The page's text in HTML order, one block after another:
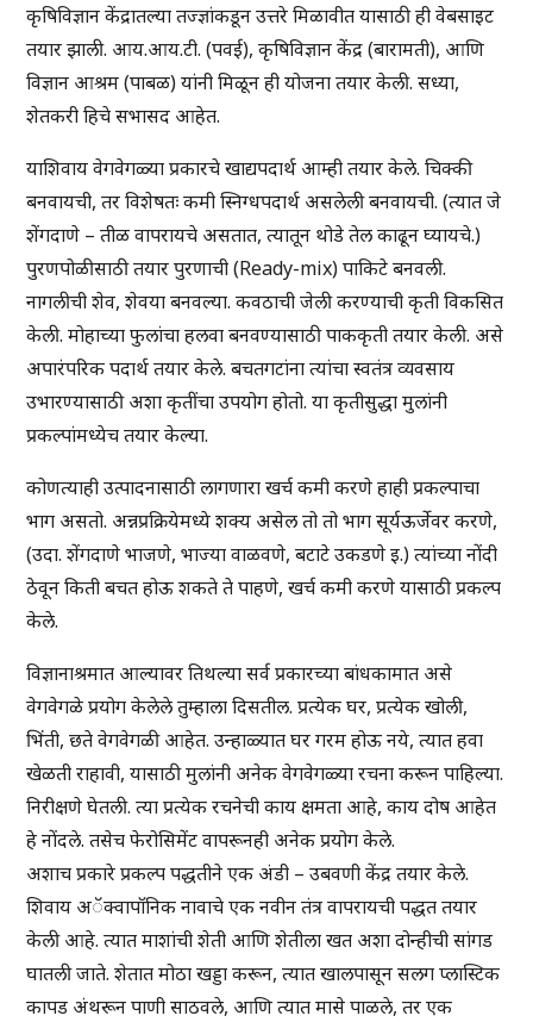
कृषिविज्ञान केंद्रातल्या तज्ज्ञांकडून उत्तरे मिळावीत यासाठी ही वेबसाइट
तयार झाली. आय.आय.टी. (पवई), कृषिविज्ञान केंद्र (बारामती), आणि
विज्ञान आश्रम (पाबळ) यांनी मिळून ही योजना तयार केली. सध्या,
शेतकरी हिचे सभासद आहेत.
याशिवाय वेगवेगळ्या प्रकारचे खाद्यपदार्थ आम्ही तयार केले. चिक्की
बनवायची, तर विशेषतः कमी स्निग्धपदार्थ असलेली बनवायची. (त्यात जे
शेंगदाणे – तीळ वापरायचे असतात, त्यातून थोडे तेल काढून घ्यायचे.)
पुरणपोळीसाठी तयार पुरणाची (Ready-mix) पाकिटे बनवली.
नागलीची शेव, शेवया बनवल्या. कवठाची जेली करण्याची कृती विकसित
केली. मोहाच्या फुलांचा हलवा बनवण्यासाठी पाककृती तयार केली. असे
अपारंपरिक पदार्थ तयार केले. बचतगटांना त्यांचा स्वतंत्र व्यवसाय
उभारण्यासाठी अशा कृतींचा उपयोग होतो. या कृतीसुद्धा मुलांनी
प्रकल्पांमध्येच तयार केल्या.
कोणत्याही उत्पादनासाठी लागणारा खर्च कमी करणे हाही प्रकल्पाचा
भाग असतो. अन्नप्रक्रियेमध्ये शक्य असेल तो तो भाग सूर्यऊर्जेवर करणे,
(उदा. शेंगदाणे भाजणे, भाज्या वाळवणे, बटाटे उकडणे इ.) त्यांच्या नोंदी
ठेवून किती बचत होऊ शकते ते पाहणे, खर्च कमी करणे यासाठी प्रकल्प
केले.
विज्ञानाश्रमात आल्यावर तिथल्या सर्व प्रकारच्या बांधकामात असे
वेगवेगळे प्रयोग केलेले तुम्हाला दिसतील. प्रत्येक घर, प्रत्येक खोली,
भिंती, छते वेगवेगळी आहेत. उन्हाळ्यात घर गरम होऊ नये, त्यात हवा
खेळती राहावी, यासाठी मुलांनी अनेक वेगवेगळ्या रचना करून पाहिल्या.
निरीक्षणे घेतली. त्या प्रत्येक रचनेची काय क्षमता आहे, काय दोष आहेत
हे नोंदले. तसेच फेरोसिमेंट वापरूनही अनेक प्रयोग केले.
अशाच प्रकारे प्रकल्प पद्धतीने एक अंडी – उबवणी केंद्र तयार केले.
शिवाय अॅक्वापॉनिक नावाचे एक नवीन तंत्र वापरायची पद्धत तयार
केली आहे. त्यात माशांची शेती आणि शेतीला खत अशा दोन्हीची सांगड
घातली जाते. शेतात मोठा खड्डा करून, त्यात खालपासून सलग प्लास्टिक
कापड अंथरून पाणी साठवले, आणि त्यात मासे पाळले, तर एक